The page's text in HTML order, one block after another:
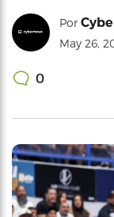
Por
May 26,
0